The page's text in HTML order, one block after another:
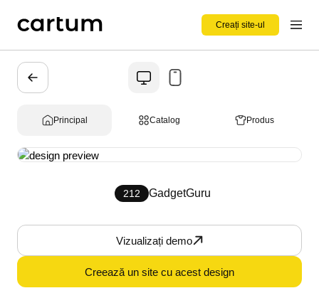
Creați site-ul
Principal Catalog Produs
212 GadgetGuru
Vizualizați demo
Creează un site cu acest design